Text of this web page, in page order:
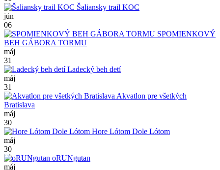
Šaliansky trail KOC
jún
06
SPOMIENKOVÝ
BEH GÁBORA TORMU
máj
31
Ladecký beh detí
máj
31
Akvatlon pre všetkých
Bratislava
máj
30
Hore Lótom Dole Lótom
máj
30
oRUNgutan
máj